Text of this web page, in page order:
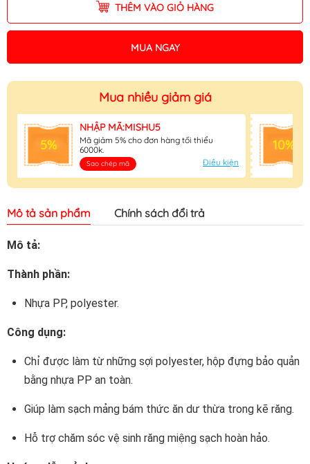
THÊM VÀO GIỎ HÀNG
MUA NGAY
Mua nhiều giảm giá
5%
NHẬP MÃ:MISHU5
Mã giảm 5% cho đơn hàng tối thiểu
6000k.
Sao chép mã Điều kiện
10%
Mô tả sản phẩm Chính sách đổi trả
Mô tả:
Thành phần:
Nhựa PP, polyester.
Công dụng:
Chỉ được làm từ những sợi polyester, hộp đựng bảo quản
bằng nhựa PP an toàn.
Giúp làm sạch mảng bám thức ăn dư thừa trong kẽ răng.
Hỗ trợ chăm sóc vệ sinh răng miệng sạch hoàn hảo.